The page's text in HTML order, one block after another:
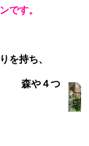
です。
を持ち、